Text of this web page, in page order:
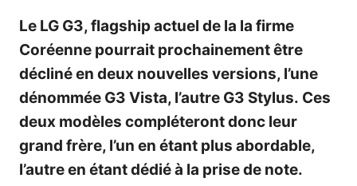
Le LG G3, flagship actuel de la la firme
Coréenne pourrait prochainement être
décliné en deux nouvelles versions, l’une
dénommée G3 Vista, l’autre G3 Stylus. Ces
deux modèles compléteront donc leur
grand frère, l’un en étant plus abordable,
l’autre en étant dédié à la prise de note.